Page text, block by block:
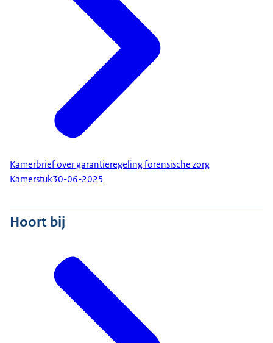
Kamerbrief over garantieregeling forensische zorg
Kamerstuk30-06-2025
Hoort bij